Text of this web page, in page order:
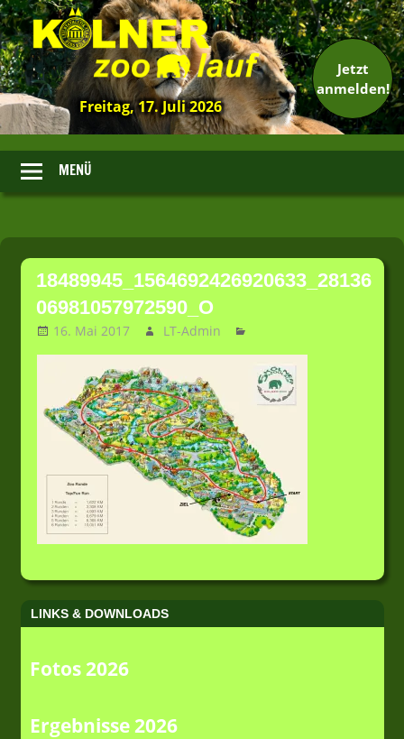
13.
Kölner
Zoolauf
Freitag, 17. Juli 2026
Jetzt
anmelden!
MENÜ
Zum
Inhalt
springen18489945_1564692426920633_28136
06981057972590_O
16. Mai 2017 LT-Admin
LINKS & DOWNLOADS
Fotos 2026
Ergebnisse 2026